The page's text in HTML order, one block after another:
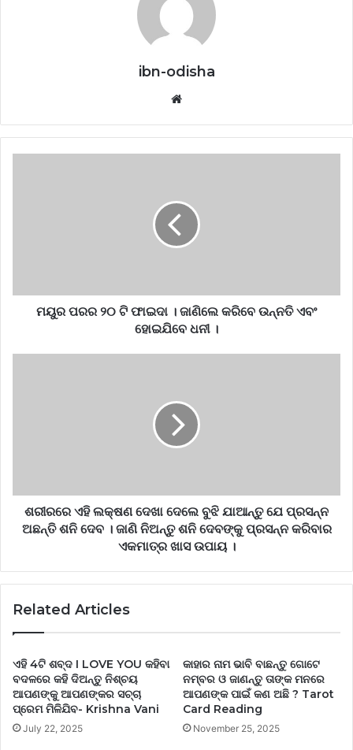
ibn-odisha
Website
ମୟୁର ପରର ୨୦ ଟି ଫାଇଦା । ଜାଣିଲେ କରିବେ ଉନ୍ନତି ଏବଂ
ହୋଇଯିବେ ଧନୀ ।
ଶରୀରରେ ଏହି ଲକ୍ଷଣ ଦେଖା ଦେଲେ ବୁଝି ଯାଆନ୍ତୁ ଯେ ପ୍ରସନ୍ନ
ଅଛନ୍ତି ଶନି ଦେବ । ଜାଣି ନିଅନ୍ତୁ ଶନି ଦେବଙ୍କୁ ପ୍ରସନ୍ନ କରିବାର
ଏକମାତ୍ର ଖାସ ଉପାୟ ।
Related Articles
ଏହି 4ଟି ଶବ୍ଦ I LOVE YOU କହିବା
ବଦଳରେ କହି ଦିଅନ୍ତୁ ନିଶ୍ଚୟ
ଆପଣଙ୍କୁ ଆପଣଙ୍କର ସଚ୍ଚା
ପ୍ରେମ ମିଳିଯିବ- Krishna Vani
July 22, 2025
କାହାର ନାମ ଭାବି ବାଛନ୍ତୁ ଗୋଟେ
ନମ୍ବର ଓ ଜାଣନ୍ତୁ ତାଙ୍କ ମନରେ
ଆପଣଙ୍କ ପାଇଁ କଣ ଅଛି ? Tarot
Card Reading
November 25, 2025